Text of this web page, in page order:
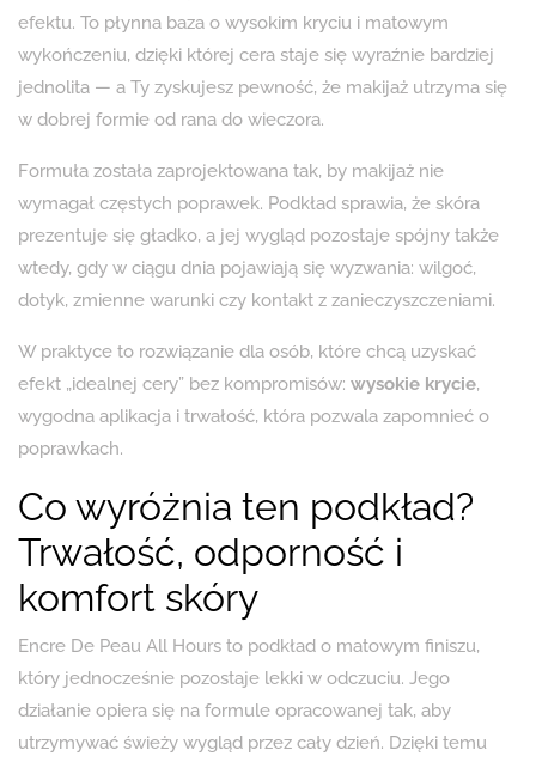
efektu. To płynna baza o wysokim kryciu i matowym
wykończeniu, dzięki której cera staje się wyraźnie bardziej
jednolita — a Ty zyskujesz pewność, że makijaż utrzyma się
w dobrej formie od rana do wieczora.
Formuła została zaprojektowana tak, by makijaż nie
wymagał częstych poprawek. Podkład sprawia, że skóra
prezentuje się gładko, a jej wygląd pozostaje spójny także
wtedy, gdy w ciągu dnia pojawiają się wyzwania: wilgoć,
dotyk, zmienne warunki czy kontakt z zanieczyszczeniami.
W praktyce to rozwiązanie dla osób, które chcą uzyskać
efekt „idealnej cery” bez kompromisów: wysokie krycie,
wygodna aplikacja i trwałość, która pozwala zapomnieć o
poprawkach.
Co wyróżnia ten podkład?
Trwałość, odporność i
komfort skóry
Encre De Peau All Hours to podkład o matowym finiszu,
który jednocześnie pozostaje lekki w odczuciu. Jego
działanie opiera się na formule opracowanej tak, aby
utrzymywać świeży wygląd przez cały dzień. Dzięki temu